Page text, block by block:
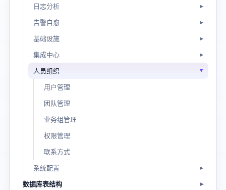
日志分析
告警自愈
基础设施
集成中心
人员组织
用户管理
团队管理
业务组管理
权限管理
联系方式
系统配置
数据库表结构